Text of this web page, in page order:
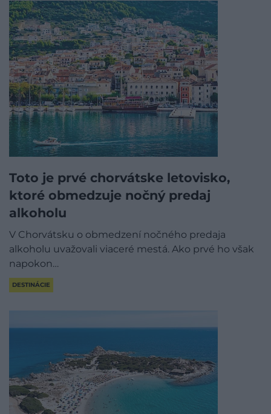
Toto je prvé chorvátske letovisko,
ktoré obmedzuje nočný predaj
alkoholu
V Chorvátsku o obmedzení nočného predaja
alkoholu uvažovali viaceré mestá. Ako prvé ho však
napokon…
DESTINÁCIE